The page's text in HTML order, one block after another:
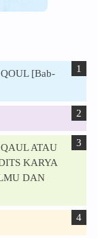
[Bab-
ATAU
KARYA
DAN